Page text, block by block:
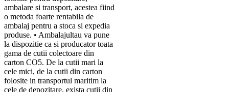
ambalare si transport, acestea fiind
o metoda foarte rentabila de
ambalaj pentru a stoca si expedia
produse. • Ambalajultau va pune
la dispozitie ca si producator toata
gama de cutii colectoare din
carton CO5. De la cutii mari la
cele mici, de la cutii din carton
folosite in transportul maritim la
cele de depozitare, exista cutii din